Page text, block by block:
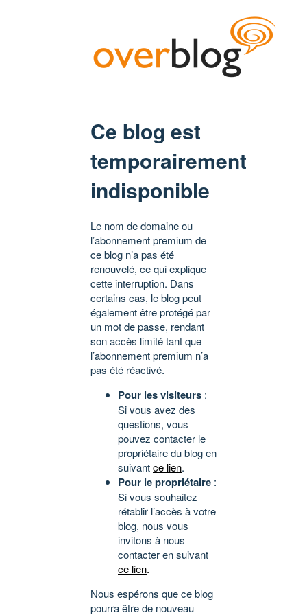
Ce blog est
temporairement
indisponible
Le nom de domaine ou
l’abonnement premium de
ce blog n’a pas été
renouvelé, ce qui explique
cette interruption. Dans
certains cas, le blog peut
également être protégé par
un mot de passe, rendant
son accès limité tant que
l’abonnement premium n’a
pas été réactivé.
Pour les visiteurs :
Si vous avez des
questions, vous
pouvez contacter le
propriétaire du blog en
suivantce lien.
Pour le propriétaire :
Si vous souhaitez
rétablir l’accès à votre
blog, nous vous
invitons à nous
contacter en suivant
ce lien.
Nous espérons que ce blog
pourra être de nouveau